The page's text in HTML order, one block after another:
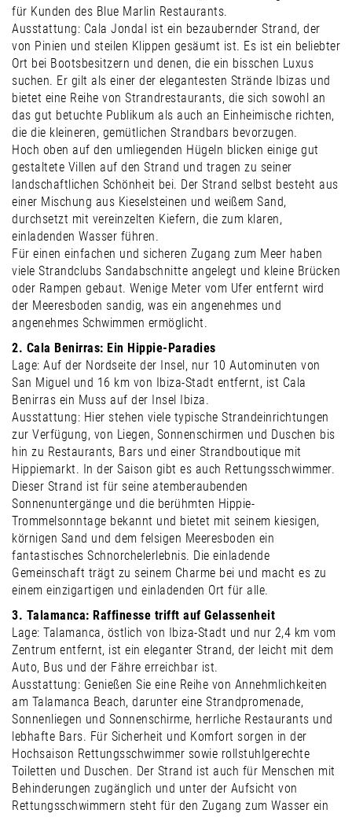
für Kunden des Blue Marlin Restaurants.
Ausstattung: Cala Jondal ist ein bezaubernder Strand, der
von Pinien und steilen Klippen gesäumt ist. Es ist ein beliebter
Ort bei Bootsbesitzern und denen, die ein bisschen Luxus
suchen. Er gilt als einer der elegantesten Strände Ibizas und
bietet eine Reihe von Strandrestaurants, die sich sowohl an
das gut betuchte Publikum als auch an Einheimische richten,
die die kleineren, gemütlichen Strandbars bevorzugen.
Hoch oben auf den umliegenden Hügeln blicken einige gut
gestaltete Villen auf den Strand und tragen zu seiner
landschaftlichen Schönheit bei. Der Strand selbst besteht aus
einer Mischung aus Kieselsteinen und weißem Sand,
durchsetzt mit vereinzelten Kiefern, die zum klaren,
einladenden Wasser führen.
Für einen einfachen und sicheren Zugang zum Meer haben
viele Strandclubs Sandabschnitte angelegt und kleine Brücken
oder Rampen gebaut. Wenige Meter vom Ufer entfernt wird
der Meeresboden sandig, was ein angenehmes und
angenehmes Schwimmen ermöglicht.
2. Cala Benirras: Ein Hippie-Paradies
Lage: Auf der Nordseite der Insel, nur 10 Autominuten von
San Miguel und 16 km von Ibiza-Stadt entfernt, ist Cala
Benirras ein Muss auf der Insel Ibiza.
Ausstattung: Hier stehen viele typische Strandeinrichtungen
zur Verfügung, von Liegen, Sonnenschirmen und Duschen bis
hin zu Restaurants, Bars und einer Strandboutique mit
Hippiemarkt. In der Saison gibt es auch Rettungsschwimmer.
Dieser Strand ist für seine atemberaubenden
Sonnenuntergänge und die berühmten Hippie-
Trommelsonntage bekannt und bietet mit seinem kiesigen,
körnigen Sand und dem felsigen Meeresboden ein
fantastisches Schnorchelerlebnis. Die einladende
Gemeinschaft trägt zu seinem Charme bei und macht es zu
einem einzigartigen und einladenden Ort für alle.
3. Talamanca: Raffinesse trifft auf Gelassenheit
Lage: Talamanca, östlich von Ibiza-Stadt und nur 2,4 km vom
Zentrum entfernt, ist ein eleganter Strand, der leicht mit dem
Auto, Bus und der Fähre erreichbar ist.
Ausstattung: Genießen Sie eine Reihe von Annehmlichkeiten
am Talamanca Beach, darunter eine Strandpromenade,
Sonnenliegen und Sonnenschirme, herrliche Restaurants und
lebhafte Bars. Für Sicherheit und Komfort sorgen in der
Hochsaison Rettungsschwimmer sowie rollstuhlgerechte
Toiletten und Duschen. Der Strand ist auch für Menschen mit
Behinderungen zugänglich und unter der Aufsicht von
Rettungsschwimmern steht für den Zugang zum Wasser ein